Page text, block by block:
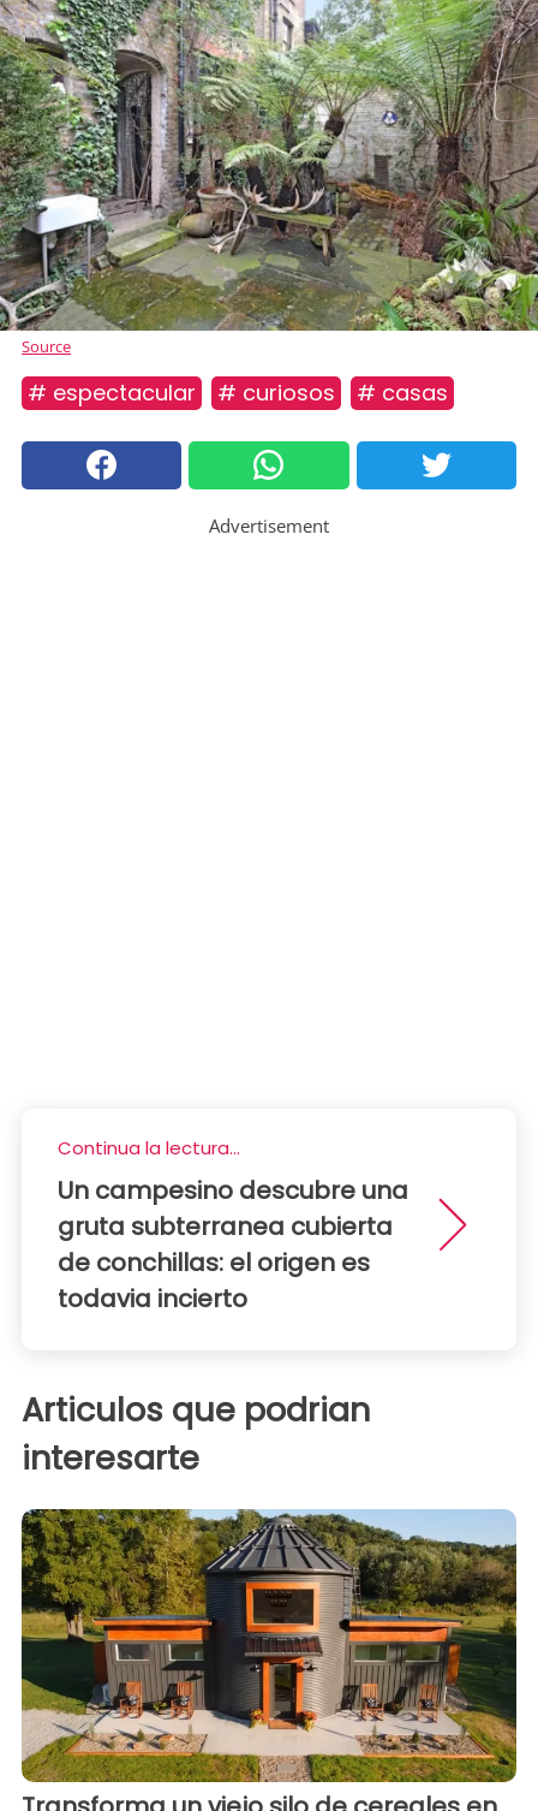
Source
# espectacular # curiosos # casas
Advertisement
Continua la lectura...
Un campesino descubre una
gruta subterranea cubierta
de conchillas: el origen es
todavia incierto
Articulos que podrian
interesarte